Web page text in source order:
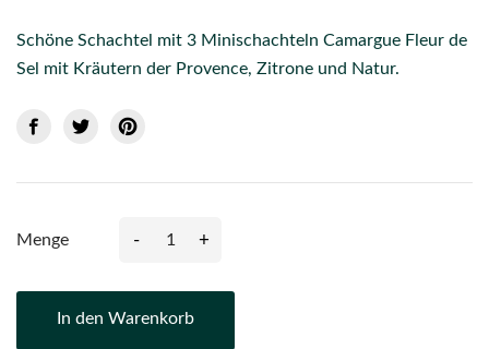
Schöne Schachtel mit 3 Minischachteln Camargue Fleur de
Sel mit Kräutern der Provence, Zitrone und Natur.
Menge - +
In den Warenkorb